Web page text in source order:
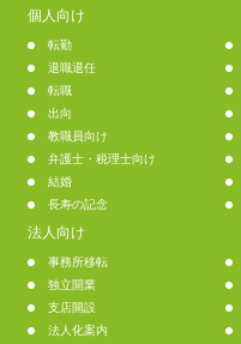
個人向け
転勤
退職退任
転職
出向
教職員向け
弁護士・税理士向け
結婚
長寿の記念
法人向け
事務所移転
独立開業
支店開設
法人化案内